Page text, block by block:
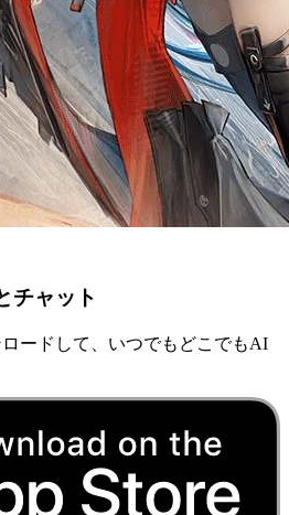
チャット
ードして、いつでもどこでもAI